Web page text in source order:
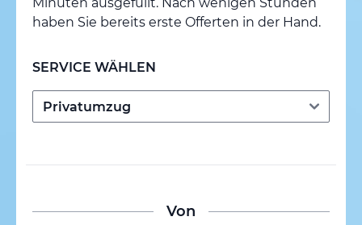
haben Sie bereits erste Offerten in der Hand.
SERVICE WÄHLEN
Von